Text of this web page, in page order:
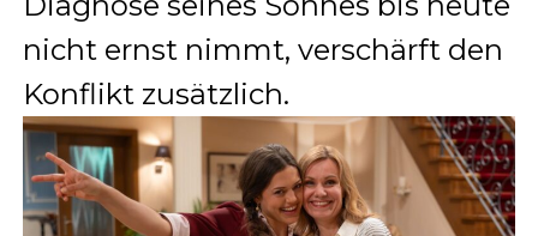
nicht ernst nimmt, verschärft den
Konflikt zusätzlich.